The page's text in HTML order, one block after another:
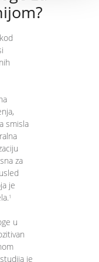
smisla
za
je
1
u
je